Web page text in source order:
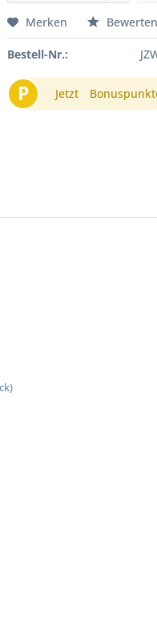
Merken Bewerten
Bestell-Nr.:
P Jetzt